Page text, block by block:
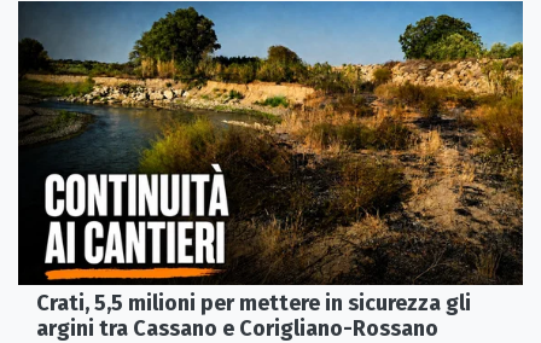
Crati, 5,5 milioni per mettere in sicurezza gli
argini tra Cassano e Corigliano-Rossano